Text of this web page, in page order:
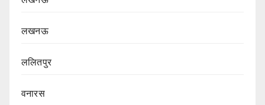
लखनऊ
ललितपुर
वनारस